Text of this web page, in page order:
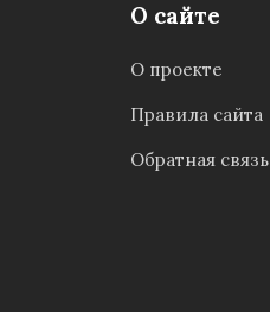
О сайте
О проекте
Правила сайта
Обратная связь